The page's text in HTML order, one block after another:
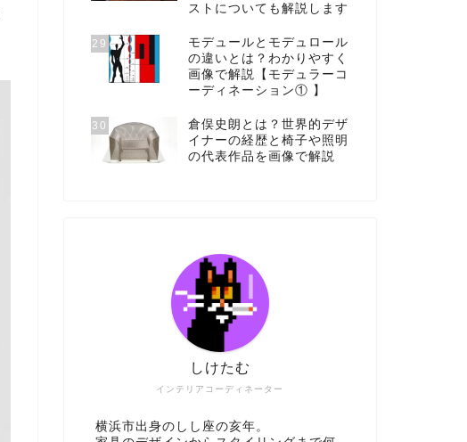
ストについても解説します
29
モデュールとモデュロール
の違いとは？わかりやすく
画像で解説【モデュラーコ
ーディネーション① 】
30
倉俣史朗とは？世界的デザ
イナーの経歴と椅子や照明
の代表作品を画像で解説
インテリアコーディネーター
しけたむ
横浜市出身のしし座の亥年。